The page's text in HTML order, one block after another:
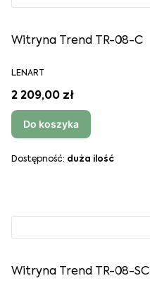
Witryna Trend TR-08-C
LENART
2 209,00 zł
Do koszyka
Dostępność: duża ilość
Witryna Trend TR-08-SC